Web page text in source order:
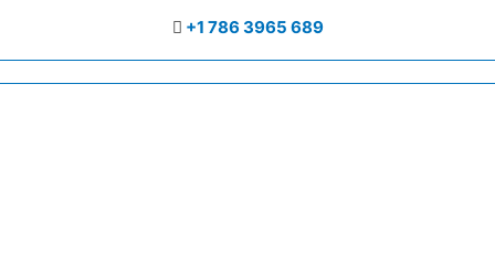
+1 786 3965 689